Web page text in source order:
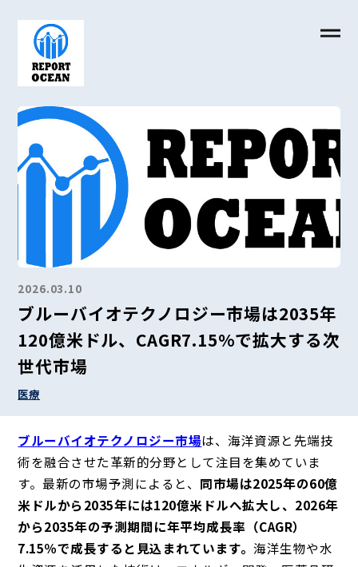
2026.03.10
ブルーバイオテクノロジー市場は2035年
120億米ドル、CAGR7.15%で拡大する次
世代市場
医療
ブルーバイオテクノロジー市場は、海洋資源と先端技
術を融合させた革新的分野として注目を集めていま
す。最新の市場予測によると、 同市場は2025年の60億
米ドルから2035年には120億米ドルへ拡大し、2026年
から2035年の予測期間に年平均成長率（CAGR）
7.15％で成長すると見込まれています。海洋生物や水